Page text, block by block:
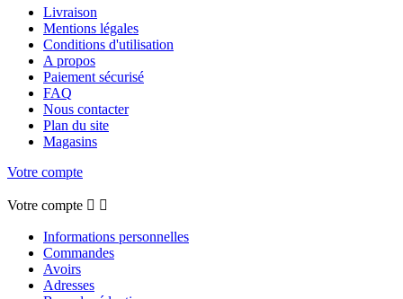
Livraison
Mentions légales
Conditions d'utilisation
A propos
Paiement sécurisé
FAQ
Nous contacter
Plan du site
Magasins
Votre compte
Votre compte  
Informations personnelles
Commandes
Avoirs
Adresses